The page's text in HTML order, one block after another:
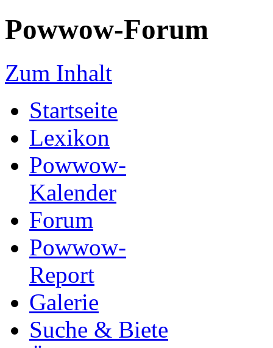
Powwow-Forum
Zum Inhalt
Startseite
Lexikon
Powwow-
Kalender
Forum
Powwow-
Report
Galerie
Suche & Biete